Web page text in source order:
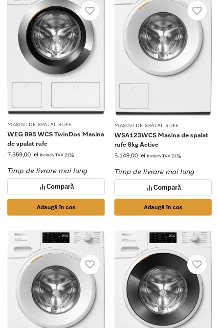
MAȘINI DE SPĂLAT RUFE
WEG 895 WCS TwinDos Masina
de spalat rufe
7.359,00 lei Inclusiv TVA 21%
Timp de livrare mai lung
Compară
Adaugă în coș
MAȘINI DE SPĂLAT RUFE
WSA123WCS Masina de spalat
rufe 8kg Active
5.149,00 lei Inclusiv TVA 21%
Timp de livrare mai lung
Compară
Adaugă în coș